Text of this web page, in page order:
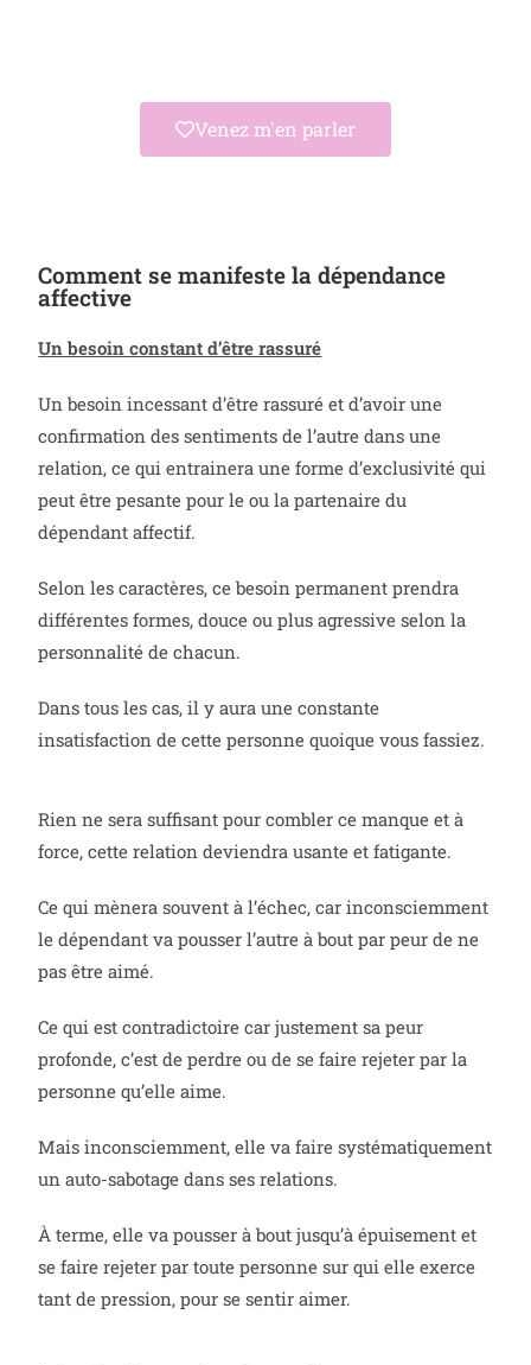
Venez m'en parler
Comment se manifeste la dépendance
affective
Un besoin constant d’être rassuré
Un besoin incessant d’être rassuré et d’avoir une
confirmation des sentiments de l’autre dans une
relation, ce qui entrainera une forme d’exclusivité qui
peut être pesante pour le ou la partenaire du
dépendant affectif.
Selon les caractères, ce besoin permanent prendra
différentes formes, douce ou plus agressive selon la
personnalité de chacun.
Dans tous les cas, il y aura une constante
insatisfaction de cette personne quoique vous fassiez.
Rien ne sera suffisant pour combler ce manque et à
force, cette relation deviendra usante et fatigante.
Ce qui mènera souvent à l’échec, car inconsciemment
le dépendant va pousser l’autre à bout par peur de ne
pas être aimé.
Ce qui est contradictoire car justement sa peur
profonde, c’est de perdre ou de se faire rejeter par la
personne qu’elle aime.
Mais inconsciemment, elle va faire systématiquement
un auto-sabotage dans ses relations.
À terme, elle va pousser à bout jusqu’à épuisement et
se faire rejeter par toute personne sur qui elle exerce
tant de pression, pour se sentir aimer.